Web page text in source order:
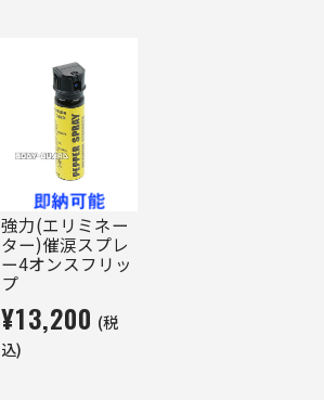
強力(エリミネー
ター)催涙スプレ
ー4オンスフリッ
プ
¥13,200 (税
込)